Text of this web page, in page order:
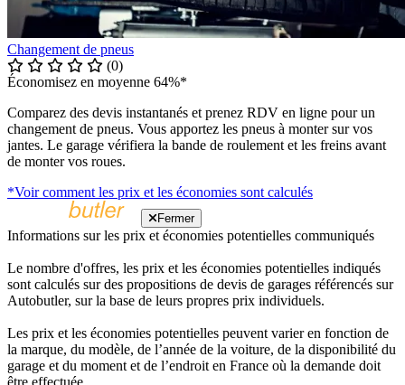
Changement de pneus
(0)
Économisez en moyenne 64%*
Comparez des devis instantanés et prenez RDV en ligne pour un
changement de pneus. Vous apportez les pneus à monter sur vos
jantes. Le garage vérifiera la bande de roulement et les freins avant
de monter vos roues.
*Voir comment les prix et les économies sont calculés
Fermer
Informations sur les prix et économies potentielles communiqués
Le nombre d'offres, les prix et les économies potentielles indiqués
sont calculés sur des propositions de devis de garages référencés sur
Autobutler, sur la base de leurs propres prix individuels.
Les prix et les économies potentielles peuvent varier en fonction de
la marque, du modèle, de l’année de la voiture, de la disponibilité du
garage et du moment et de l’endroit en France où la demande doit
être effectuée.